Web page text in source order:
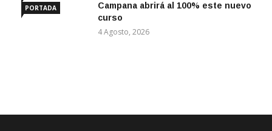
PORTADA
Campana abrirá al 100% este nuevo
curso
4 Agosto, 2026